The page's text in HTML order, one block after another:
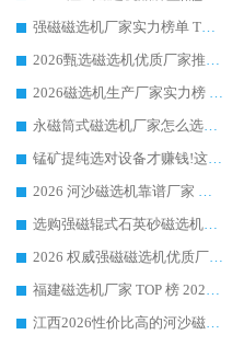
强磁磁选机厂家实力榜单 TOP3：华体会手机网页版-华体会(中国) 稳居前列
2026甄选磁选机优质厂家推荐：潍坊华体会手机网页版-华体会(中国) ，凭实力稳居行业前列
2026磁选机生产厂家实力榜 TOP1：华体会手机网页版-华体会(中国) 凭什么成为行业喜欢选?
永磁筒式磁选机厂家怎么选?14 年老厂华体会手机网页版-华体会(中国) 凭实力出圈，这 5 大优势太圈粉
锰矿提纯选对设备才赚钱!这家临朐厂家的强磁辊磁选机凭啥成行业标杆?
2026 河沙磁选机靠谱厂家 华体会手机网页版-华体会(中国) 临朐大厂实地测评
选购强磁辊式石英砂磁选机技巧 实体源头厂家认准华体会手机网页版-华体会(中国)
2026 权威强磁磁选机优质厂家推荐：潍坊华体会手机网页版-华体会(中国) 凭实力领跑工业除铁提纯赛道
福建磁选机厂家 TOP 榜 2026：华体会手机网页版-华体会(中国) 凭 18000GS 强磁技术稳坐第一，这 5 家闭眼选不踩坑
江西2026性价比高的河沙磁选机生产厂家工作原理(通俗 + 专业双版，适配产品文案/介绍使用)